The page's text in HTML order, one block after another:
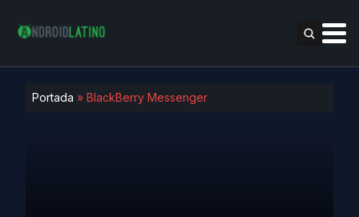
Portada » BlackBerry Messenger